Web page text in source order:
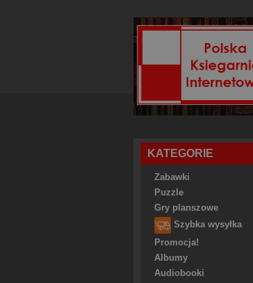
KATEGORIE
Zabawki
Puzzle
Gry planszowe
Szybka wysyłka
Promocja!
Albumy
Audiobooki